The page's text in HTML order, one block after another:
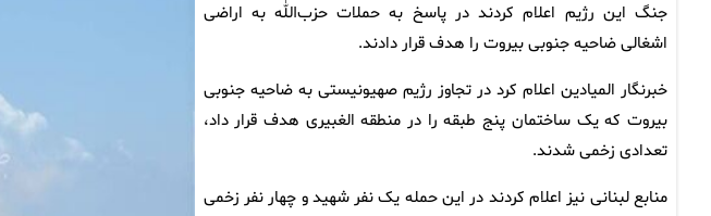
جنگ این رژیم اعلام کردند در پاسخ به حملات حزب‌الله به اراضی
اشغالی ضاحیه جنوبی بیروت را هدف قرار دادند.
خبرنگار المیادین اعلام کرد در تجاوز رژیم صهیونیستی به ضاحیه جنوبی
بیروت که یک ساختمان پنج طبقه را در منطقه الغبیری هدف قرار داد،
تعدادی زخمی شدند.
منابع لبنانی نیز اعلام کردند در این حمله یک نفر شهید و چهار نفر زخمی